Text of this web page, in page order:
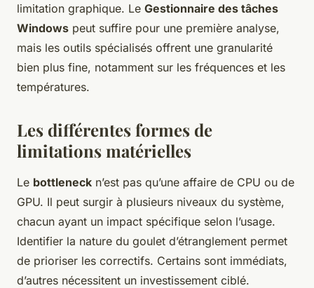
limitation graphique. Le Gestionnaire des tâches
Windows peut suffire pour une première analyse,
mais les outils spécialisés offrent une granularité
bien plus fine, notamment sur les fréquences et les
températures.
Les différentes formes de
limitations matérielles
Le bottleneck n’est pas qu’une affaire de CPU ou de
GPU. Il peut surgir à plusieurs niveaux du système,
chacun ayant un impact spécifique selon l’usage.
Identifier la nature du goulet d’étranglement permet
de prioriser les correctifs. Certains sont immédiats,
d’autres nécessitent un investissement ciblé.